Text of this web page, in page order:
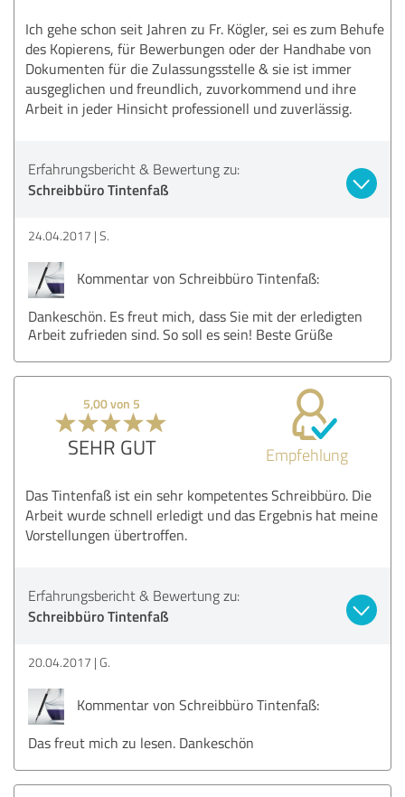
Ich gehe schon seit Jahren zu Fr. Kögler, sei es zum Behufe
des Kopierens, für Bewerbungen oder der Handhabe von
Dokumenten für die Zulassungsstelle & sie ist immer
ausgeglichen und freundlich, zuvorkommend und ihre
Arbeit in jeder Hinsicht professionell und zuverlässig.
Erfahrungsbericht & Bewertung zu:
Schreibbüro Tintenfaß
24.04.2017 S.
Kommentar von Schreibbüro Tintenfaß:
Dankeschön. Es freut mich, dass Sie mit der erledigten
Arbeit zufrieden sind. So soll es sein! Beste Grüße
5,00 von 5
SEHR GUT Empfehlung
Das Tintenfaß ist ein sehr kompetentes Schreibbüro. Die
Arbeit wurde schnell erledigt und das Ergebnis hat meine
Vorstellungen übertroffen.
Erfahrungsbericht & Bewertung zu:
Schreibbüro Tintenfaß
20.04.2017 G.
Kommentar von Schreibbüro Tintenfaß:
Das freut mich zu lesen. Dankeschön